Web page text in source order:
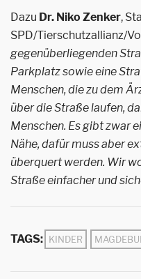
Dazu Dr. Niko Zenker,
SPD/Tierschutzallianz/
gegenüberliegenden
Parkplatz sowie eine
Menschen, die zu dem
über die Straße laufen,
Menschen. Es gibt zwar
Nähe, dafür muss aber
überquert werden. Wir
Straße einfacher und
TAGS: KINDER